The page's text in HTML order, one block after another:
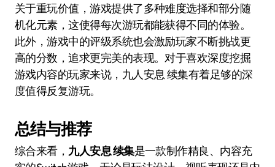
关于重玩价值，游戏提供了多种难度选择和部分随
机化元素，这使得每次游玩都能获得不同的体验。
此外，游戏中的评级系统也会激励玩家不断挑战更
高的分数，追求更完美的表现。对于喜欢深度挖掘
游戏内容的玩家来说，九人安息 续集有着足够的深
度值得反复游玩。
总结与推荐
综合来看， 九人安息 续集是一款制作精良、内容充